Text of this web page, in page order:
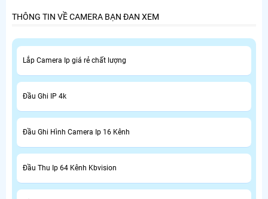
THÔNG TIN VỀ CAMERA BẠN ĐAN XEM
Lắp Camera Ip giá rẻ chất lượng
Đầu Ghi IP 4k
Đầu Ghi Hình Camera Ip 16 Kênh
Đầu Thu Ip 64 Kênh Kbvision